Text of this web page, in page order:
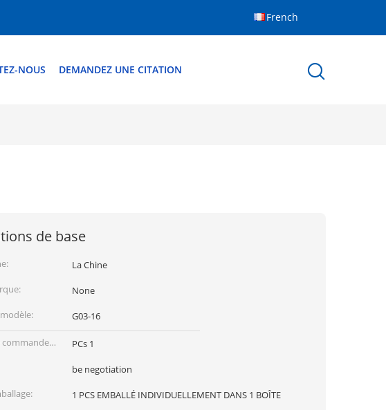
French
NOUS DEMANDEZ UNE CITATION
de base
La Chine
None
G03-16
PCs 1
be negotiation
1 PCS EMBALLÉ INDIVIDUELLEMENT DANS 1 BOÎTE